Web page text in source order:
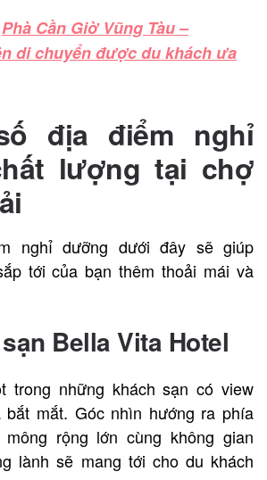
Phà Cần Giờ Vũng Tàu –
di chuyển được du khách ưa
địa điểm nghỉ
lượng tại chợ
nghỉ dưỡng dưới đây sẽ giúp
tới của bạn thêm thoải mái và
Bella Vita Hotel
trong những khách sạn có view
bắt mắt. Góc nhìn hướng ra phía
rộng lớn cùng không gian
lành sẽ mang tới cho du khách